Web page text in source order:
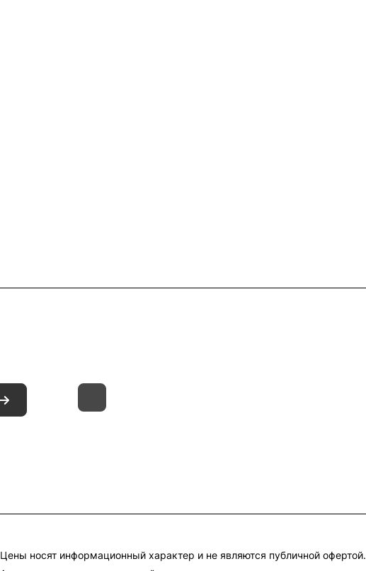
Цены носят информационный характер и не являются публичной офертой.